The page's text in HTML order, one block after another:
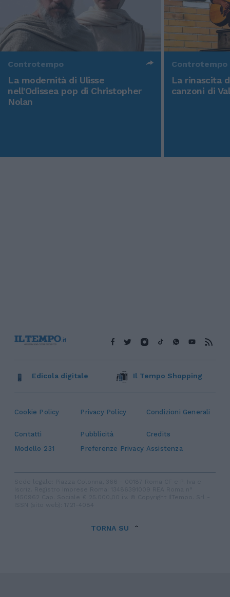
Controtempo
La modernità di Ulisse
nell'Odissea pop di Christopher
Nolan
Controtempo
La rinascita
canzoni di
Cookie Policy Privacy Policy Condizioni Generali
Contatti Pubblicità
Credits
Modello 231
Preferenze Privacy Assistenza
Edicola digitale Il Tempo Shopping
TORNA SU